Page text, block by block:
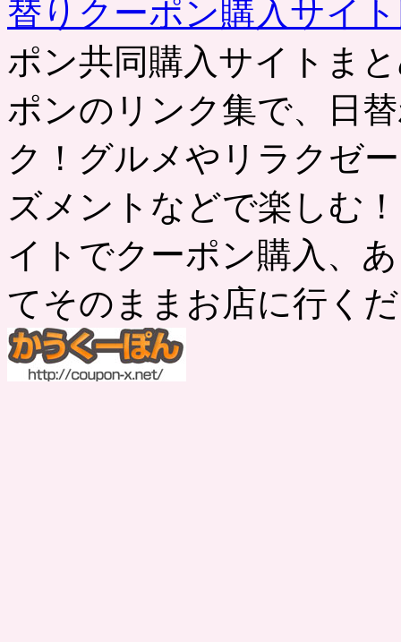
替りクーポン購入サイ
ポン共同購入サイトま
ポンのリンク集で、日
ク！グルメやリラクゼ
ズメントなどで楽しむ
イトでクーポン購入、
てそのままお店に行く